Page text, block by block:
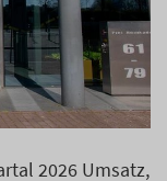
2026 Umsatz,